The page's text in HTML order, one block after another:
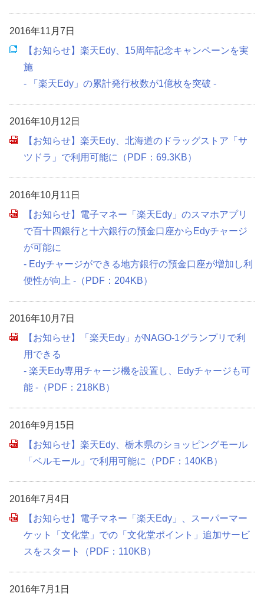
2016年11月7日
【お知らせ】楽天Edy、15周年記念キャンペーンを実
施
- 「楽天Edy」の累計発行枚数が1億枚を突破 -
2016年10月12日
【お知らせ】楽天Edy、北海道のドラッグストア「サ
ツドラ」で利用可能に（PDF：69.3KB）
2016年10月11日
【お知らせ】電子マネー「楽天Edy」のスマホアプリ
で百十四銀行と十六銀行の預金口座からEdyチャージ
が可能に
- Edyチャージができる地方銀行の預金口座が増加し利
便性が向上 -（PDF：204KB）
2016年10月7日
【お知らせ】「楽天Edy」がNAGO-1グランプリで利
用できる
- 楽天Edy専用チャージ機を設置し、Edyチャージも可
能 -（PDF：218KB）
2016年9月15日
【お知らせ】楽天Edy、栃木県のショッピングモール
「ベルモール」で利用可能に（PDF：140KB）
2016年7月4日
【お知らせ】電子マネー「楽天Edy」、スーパーマー
ケット「文化堂」での「文化堂ポイント」追加サービ
スをスタート（PDF：110KB）
2016年7月1日